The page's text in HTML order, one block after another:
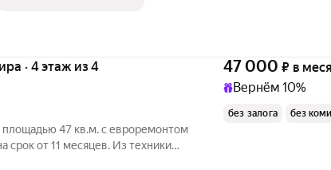
· 4 этаж из 4
площадью 47 кв.м. с евроремонтом
срок от 11 месяцев. Из техники
47 000 ₽ в
Вернём 10%
без залога без